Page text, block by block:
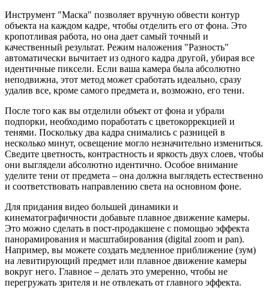
Инструмент "Маска" позволяет вручную обвести контур
объекта на каждом кадре, чтобы отделить его от фона. Это
кропотливая работа, но она дает самый точный и
качественный результат. Режим наложения "Разность"
автоматически вычитает из одного кадра другой, убирая все
идентичные пиксели. Если ваша камера была абсолютно
неподвижна, этот метод может сработать идеально, сразу
удалив все, кроме самого предмета и, возможно, его тени.
После того как вы отделили объект от фона и убрали
подпорки, необходимо поработать с цветокоррекцией и
тенями. Поскольку два кадра снимались с разницей в
несколько минут, освещение могло незначительно измениться.
Сведите цветность, контрастность и яркость двух слоев, чтобы
они выглядели абсолютно идентично. Особое внимание
уделите тени от предмета – она должна выглядеть естественно
и соответствовать направлению света на основном фоне.
Для придания видео большей динамики и
кинематографичности добавьте плавное движение камеры.
Это можно сделать в пост-продакшене с помощью эффекта
панорамирования и масштабирования (digital zoom и pan).
Например, вы можете создать медленное приближение (зум)
на левитирующий предмет или плавное движение камеры
вокруг него. Главное – делать это умеренно, чтобы не
перегружать зрителя и не отвлекать от главного эффекта.